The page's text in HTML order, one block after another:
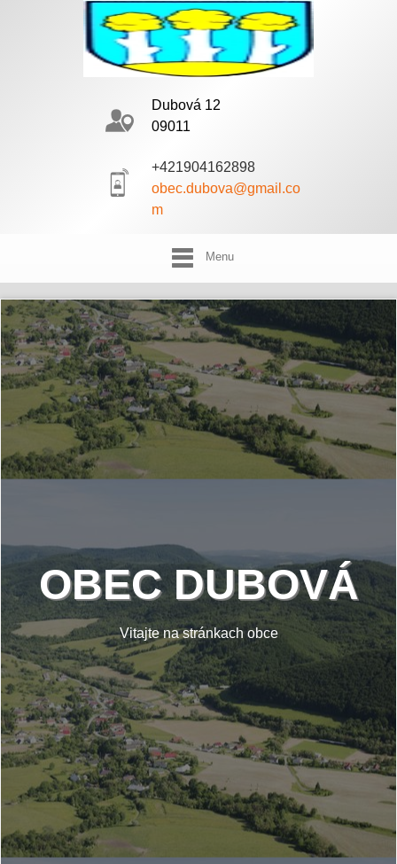
Dubová 12
09011
+421904162898
obec.dubova@gmail.co
m
Menu
OBEC DUBOVÁ
Vitajte na stránkach obce